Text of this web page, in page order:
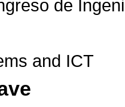
de
and ICT